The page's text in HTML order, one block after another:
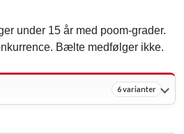
under 15 år med poom‑grader.
Bælte medfølger ikke.
6 varianter